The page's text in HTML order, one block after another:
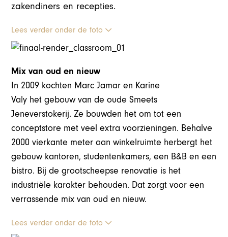
zakendiners en recepties.
Lees verder onder de foto
Mix van oud en nieuw
In 2009 kochten Marc Jamar en Karine
Valy het gebouw van de oude Smeets
Jeneverstokerij. Ze bouwden het om tot een
conceptstore met veel extra voorzieningen. Behalve
2000 vierkante meter aan winkelruimte herbergt het
gebouw kantoren, studentenkamers, een B&B en een
bistro. Bij de grootscheepse renovatie is het
industriële karakter behouden. Dat zorgt voor een
verrassende mix van oud en nieuw.
Lees verder onder de foto